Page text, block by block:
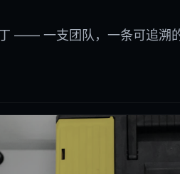
—— 一支团队，一条可追溯